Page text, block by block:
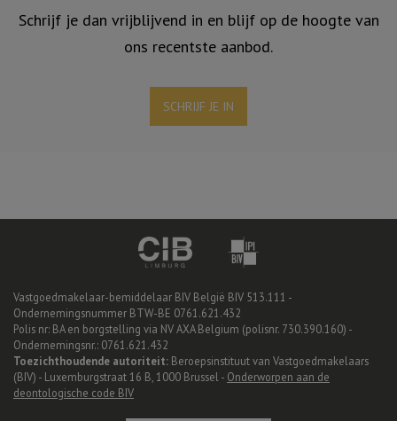
Schrijf je dan vrijblijvend in en blijf op de hoogte van
ons recentste aanbod.
SCHRIJF JE IN
Vastgoedmakelaar-bemiddelaar BIV België BIV 513.111 -
Ondernemingsnummer BTW-BE 0761.621.432
Polis nr: BA en borgstelling via NV AXA Belgium (polisnr. 730.390.160) -
Ondernemingsnr.: 0761.621.432
Toezichthoudende autoriteit: Beroepsinstituut van Vastgoedmakelaars
(BIV) - Luxemburgstraat 16 B, 1000 Brussel - Onderworpen aan de
deontologische code BIV